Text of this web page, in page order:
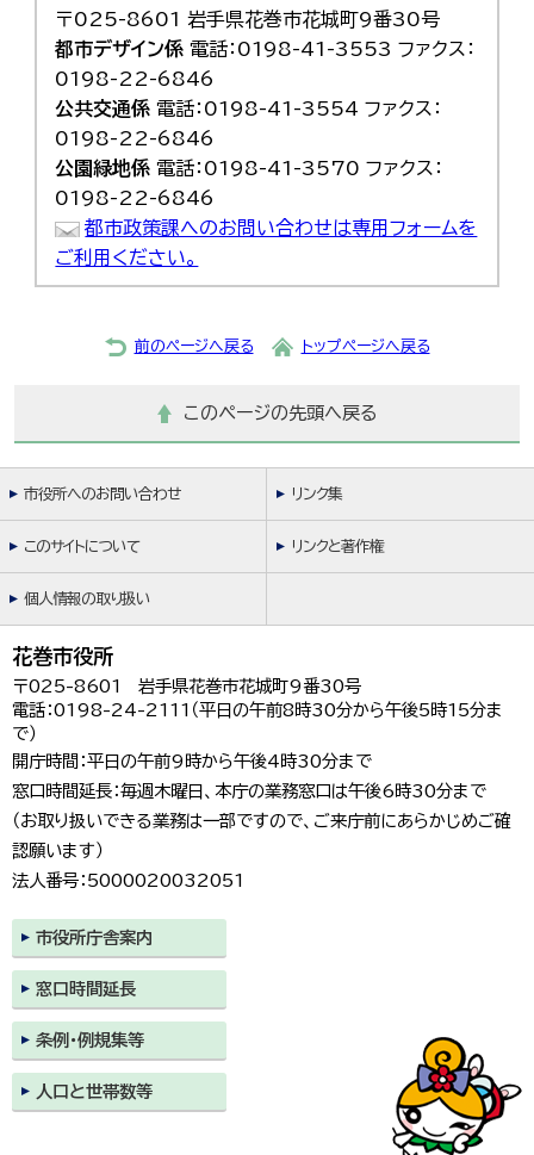
〒025-8601 岩手県花巻市花城町9番30号
都市デザイン係 電話：0198-41-3553 ファクス：
0198-22-6846
公共交通係 電話：0198-41-3554 ファクス：
0198-22-6846
公園緑地係 電話：0198-41-3570 ファクス：
0198-22-6846
都市政策課へのお問い合わせは専用フォームを
ご利用ください。
前のページへ戻る トップページへ戻る
このページの先頭へ戻る
市役所へのお問い合わせ リンク集
このサイトについて リンクと著作権
個人情報の取り扱い
花巻市役所
〒025-8601 岩手県花巻市花城町9番30号
電話：0198-24-2111（平日の午前8時30分から午後5時15分ま
で）
開庁時間：平日の午前9時から午後4時30分まで
窓口時間延長：毎週木曜日、本庁の業務窓口は午後6時30分まで
（お取り扱いできる業務は一部ですので、ご来庁前にあらかじめご確
認願います）
法人番号：5000020032051
市役所庁舎案内
窓口時間延長
条例・例規集等
人口と世帯数等